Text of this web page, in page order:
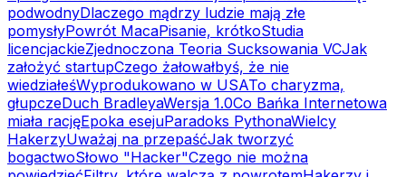
podwodnyDlaczego mądrzy ludzie mają złe
pomysłyPowrót MacaPisanie, krótkoStudia
licencjackieZjednoczona Teoria Sucksowania VCJak
założyć startupCzego żałowałbyś, że nie
wiedziałeśWyprodukowano w USATo charyzma,
głupczeDuch BradleyaWersja 1.0Co Bańka Internetowa
miała racjęEpoka esejuParadoks PythonaWielcy
HakerzyUważaj na przepaśćJak tworzyć
bogactwoSłowo "Hacker"Czego nie można